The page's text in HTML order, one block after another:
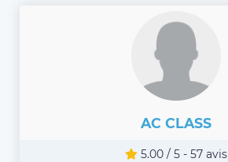
AC CLASS
5.00 / 5 - 57 avis